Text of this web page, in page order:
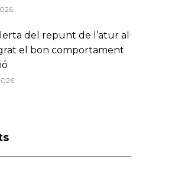
del repunt de l’atur al
el bon comportament